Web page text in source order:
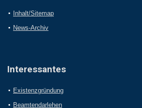
Inhalt/Sitemap
News-Archiv
Interessantes
Existenzgründung
Beamtendarlehen